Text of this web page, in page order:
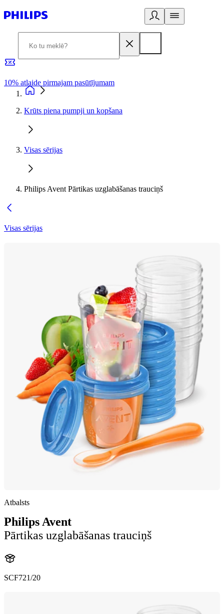
10% atlaide pirmajam pasūtījumam
Krūts piena pumpji un kopšana
Visas sērijas
Philips Avent Pārtikas uzglabāšanas trauciņš
Visas sērijas
Atbalsts
Philips Avent
Pārtikas uzglabāšanas trauciņš
SCF721/20